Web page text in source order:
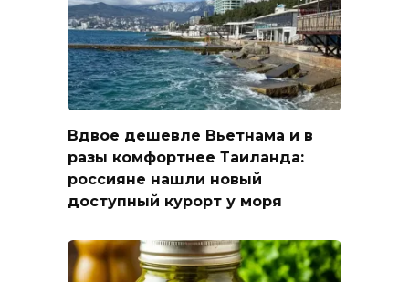
Вдвое дешевле Вьетнама и в
разы комфортнее Таиланда:
россияне нашли новый
доступный курорт у моря